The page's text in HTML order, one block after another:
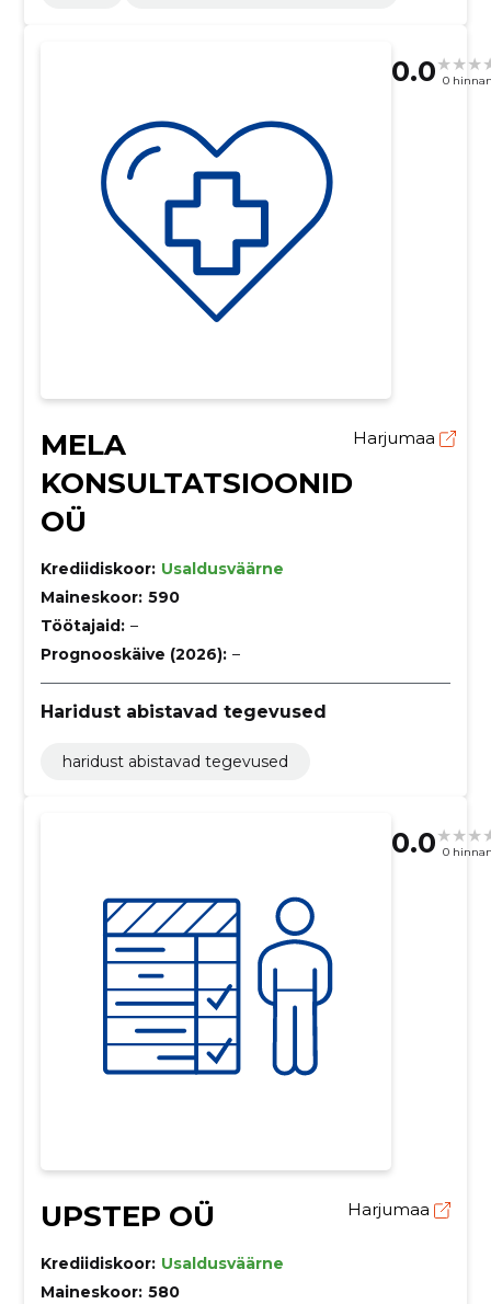
0.0 0
MELA
KONSULTATSIOONID
OÜ
Harjumaa
Krediidiskoor: Usaldusväärne
Maineskoor: 590
Töötajaid: –
Prognooskäive (2026): –
Haridust abistavad tegevused
haridust abistavad tegevused
0.0 0
UPSTEP OÜ Harjumaa
Krediidiskoor: Usaldusväärne
Maineskoor: 580